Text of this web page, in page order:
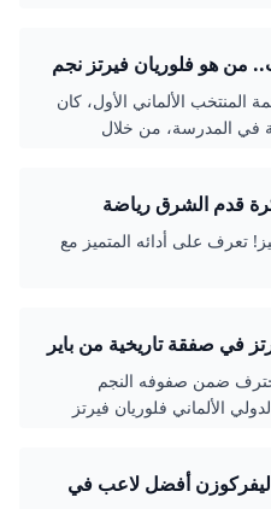
هو فلوريان فيرتز نجم
المنتخب الألماني الأول، كان
في المدرسة، من خلال
رياضة
تعرف على أدائه المتميز مع
في صفقة تاريخية من باير
ضمن صفوفه النجم
الألماني فلوريان فيرتز
ليفركوزن أفضل لاعب في